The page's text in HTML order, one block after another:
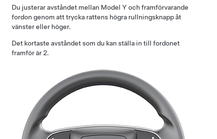
Du justeraravståndet mellan Model Y och framförvarande
fordon genom att trycka rattens högra rullningsknapp åt
vänster eller höger.
Det kortaste avståndet som du kan ställa in till fordonet
framför är 2.